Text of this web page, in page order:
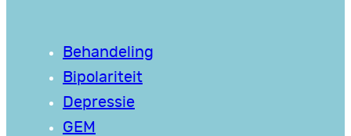
Behandeling
Bipolariteit
Depressie
GEM